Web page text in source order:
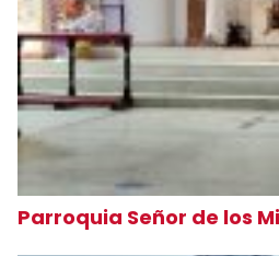
Parroquia Señor de los